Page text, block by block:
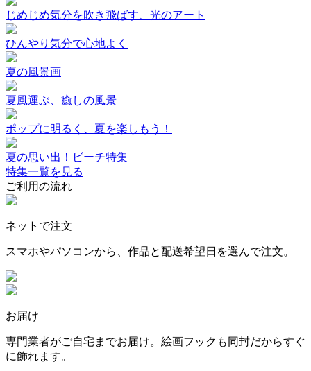
じめじめ気分を吹き飛ばす、光のアート
ひんやり気分で心地よく
夏の風景画
夏風運ぶ、癒しの風景
ポップに明るく、夏を楽しもう！
夏の思い出！ビーチ特集
特集一覧を見る
ご利用の流れ
ネットで注文
スマホやパソコンから、作品と配送希望日を選んで注文。
お届け
専門業者がご自宅までお届け。絵画フックも同封だからすぐ
に飾れます。